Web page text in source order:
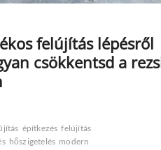
felújítás lépésről
csökkentsd a
építkezés felújítás
hőszigetelés modern